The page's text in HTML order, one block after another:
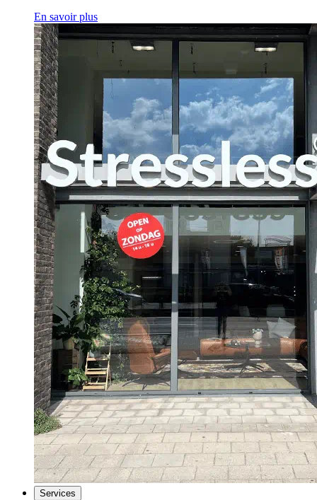
En savoir plus
Services